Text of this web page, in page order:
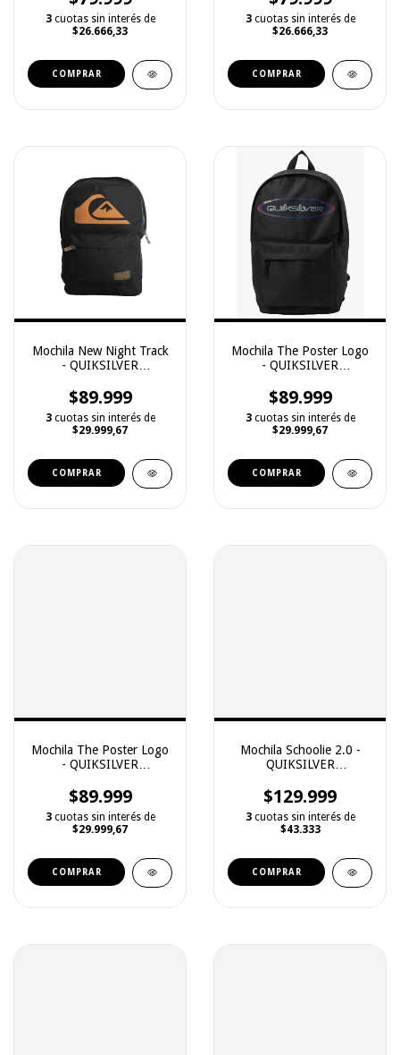
3 cuotas sin interés de
$26.666,33
COMPRAR
3 cuotas sin interés de
$26.666,33
COMPRAR
Mochila New Night Track
- QUIKSILVER
$89.999
3 cuotas sin interés de
$29.999,67
COMPRAR
Mochila The Poster Logo
- QUIKSILVER
$89.999
3 cuotas sin interés de
$29.999,67
COMPRAR
Mochila The Poster Logo
- QUIKSILVER
$89.999
3 cuotas sin interés de
$29.999,67
COMPRAR
Mochila Schoolie 2.0 -
QUIKSILVER
$129.999
3 cuotas sin interés de
$43.333
COMPRAR